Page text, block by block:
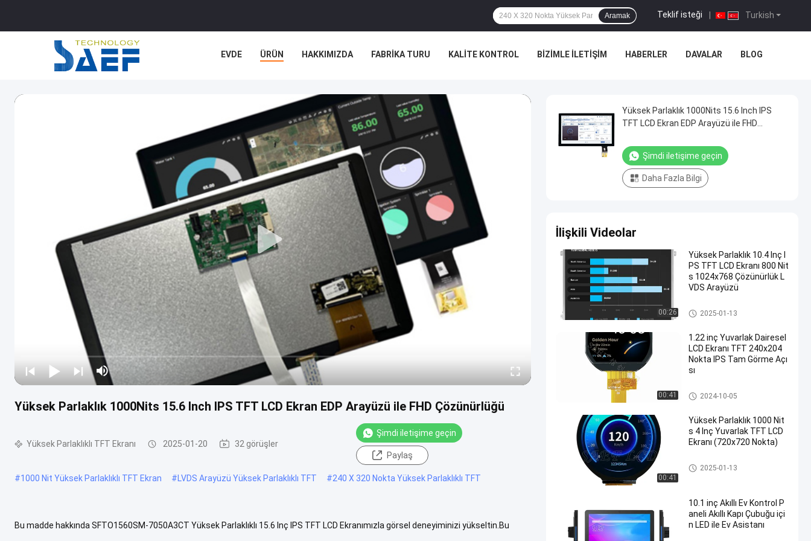
Turkish
Teklif isteği
Aramak
EVDE ÜRÜN HAKKIMIZDA FABRIKA TURU KALITE KONTROL BIZIMLE İLETIŞIM HABERLER DAVALAR BLOG
Yüksek Parlaklık 1000Nits 15.6 Inch IPS TFT LCD Ekran EDP Arayüzü ile FHD Çözünürlüğü
Yüksek Parlaklıklı TFT Ekranı 2025-01-20 32 görüşler
Şimdi iletişime geçin
Paylaş
#1000 Nit Yüksek Parlaklıklı TFT Ekran #LVDS Arayüzü Yüksek Parlaklıklı TFT #240 X 320 Nokta Yüksek Parlaklıklı TFT
Bu madde hakkında SFTO1560SM-7050A3CT Yüksek Parlaklıklı 15.6 Inç IPS TFT LCD Ekranımızla görsel deneyiminizi yükseltin.Bu
Yüksek Parlaklık 1000Nits 15.6 Inch IPS
TFT LCD Ekran EDP Arayüzü ile FHD
Şimdi iletişime geçin
Daha Fazla Bilgi
İlişkili Videolar
00:26
Yüksek Parlaklık 10.4 Inç I
PS TFT LCD Ekranı 800 Nit
s 1024x768 Çözünürlük L
VDS Arayüzü
Yüksek Parlaklıklı TFT Ekranı
2025-01-13
00:41
1.22 inç Yuvarlak Dairesel
LCD Ekranı TFT 240x204
Nokta IPS Tam Görme Açı
sı
Dairesel LCD Ekran
2024-10-05
00:41
Yüksek Parlaklık 1000 Nit
s 4 Inç Yuvarlak TFT LCD
Ekranı (720x720 Nokta)
Yüksek Parlaklıklı TFT Ekranı
2025-01-13
10.1 inç Akıllı Ev Kontrol P
aneli Akıllı Kapı Çubuğu içi
n LED ile Ev Asistanı